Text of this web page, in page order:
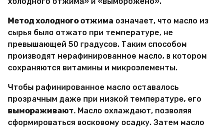
Метод холодного отжима означает, что масло из
сырья было отжато при температуре, не
превышающей 50 градусов. Таким способом
производят нерафинированное масло, в котором
сохраняются витамины и микроэлементы.
Чтобы рафинированное масло оставалось
прозрачным даже при низкой температуре, его
вымораживают. Масло охлаждают, позволяя
сформироваться восковому осадку. Затем масло